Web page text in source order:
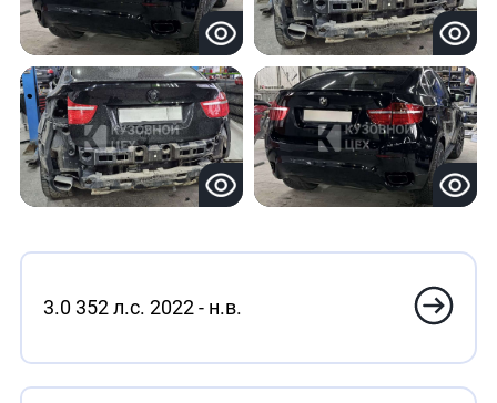
3.0 352 л.с. 2022 - н.в.